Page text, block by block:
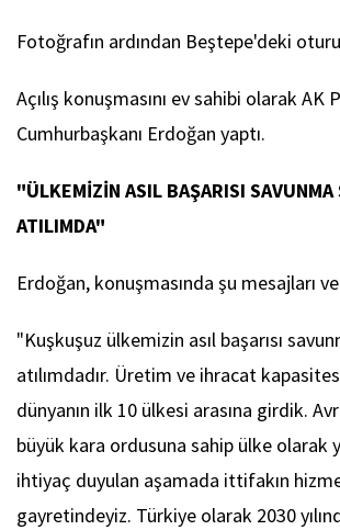
Fotoğrafın ardından Beştepe'deki
Açılış konuşmasını ev sahibi olarak AK
Cumhurbaşkanı Erdoğan yaptı.
"ÜLKEMİZİN ASIL BAŞARISI SAVUNMA
ATILIMDA"
Erdoğan, konuşmasında şu mesajları
"Kuşkuşuz ülkemizin asıl başarısı
atılımdadır. Üretim ve ihracat
dünyanın ilk 10 ülkesi arasına girdik.
büyük kara ordusuna sahip ülke olarak
ihtiyaç duyulan aşamada ittifakın
gayretindeyiz. Türkiye olarak 2030